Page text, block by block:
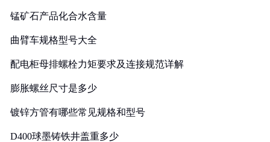
锰矿石产品化合水含量
曲臂车规格型号大全
配电柜母排螺栓力矩要求及连接规范详解
膨胀螺丝尺寸是多少
镀锌方管有哪些常见规格和型号
D400球墨铸铁井盖重多少